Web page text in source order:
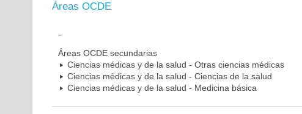
Áreas OCDE
-
Áreas OCDE secundarias
Ciencias médicas y de la salud - Otras ciencias médicas
Ciencias médicas y de la salud - Ciencias de la salud
Ciencias médicas y de la salud - Medicina básica